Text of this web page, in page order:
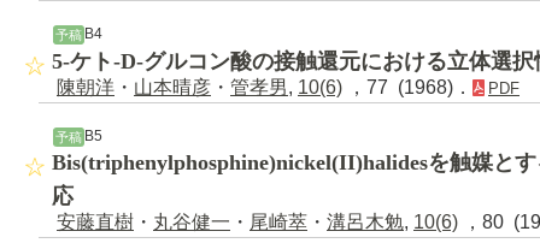
予稿 B4
5-ケト-D-グルコン酸の接触還元における立体選択
陳朝洋 ・ 山本晴彦 ・ 管孝男, 10(6) ，77 (1968)． PDF
予稿B5
Bis(triphenylphosphine)nickel(II)halidesを触媒と
応
安藤直樹 ・ 丸谷健一 ・ 尾崎萃 ・ 溝呂木勉, 10(6) ，80